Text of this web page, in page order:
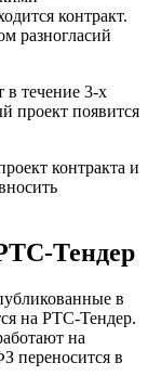
контракт.
разногласий
в течение 3-х
проект появится
контракта и
Тендер
в
на РТС-Тендер.
на
переносится в